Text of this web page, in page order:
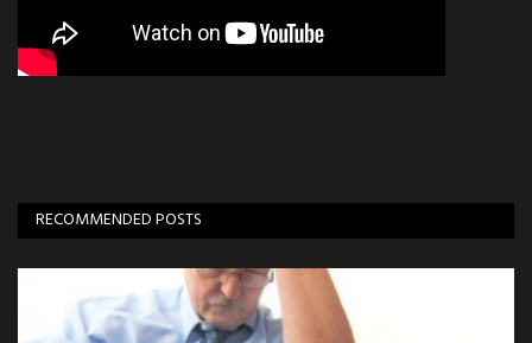
RECOMMENDED POSTS